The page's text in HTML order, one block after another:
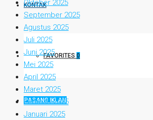
KONTAK
FAVORITES 0
PASANG IKLAN
Oktober 2025
September 2025
Agustus 2025
Juli 2025
Juni 2025
Mei 2025
April 2025
Maret 2025
Februari 2025
Januari 2025